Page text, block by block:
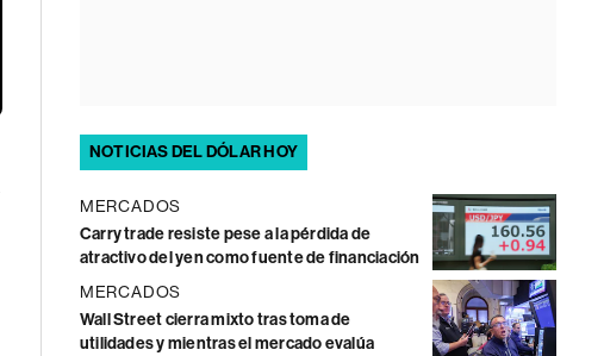
NOTICIAS DEL DÓLAR HOY
MERCADOS
Carry trade resiste pese a la pérdida de
atractivo del yen como fuente de financiación
MERCADOS
Wall Street cierra mixto tras toma de
utilidades y mientras el mercado evalúa